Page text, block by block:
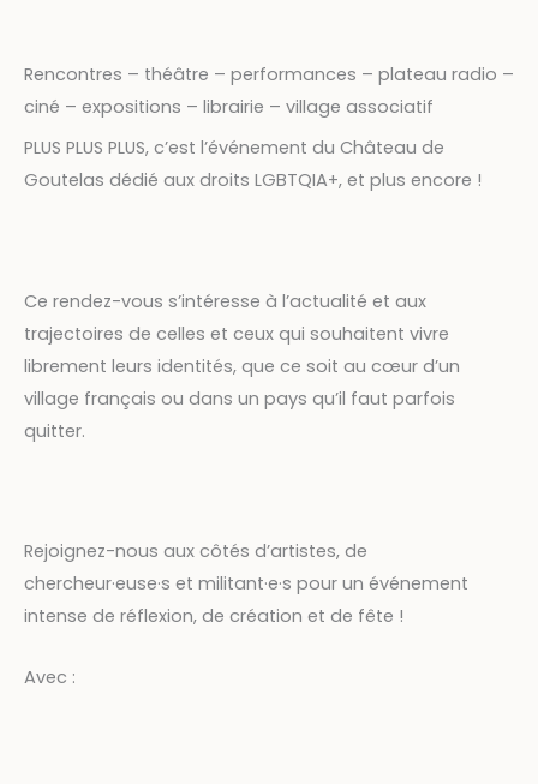
Rencontres – théâtre – performances – plateau radio –
ciné – expositions – librairie – village associatif
PLUS PLUS PLUS, c’est l’événement du Château de
Goutelas dédié aux droits LGBTQIA+, et plus encore !
Ce rendez-vous s’intéresse à l’actualité et aux
trajectoires de celles et ceux qui souhaitent vivre
librement leurs identités, que ce soit au cœur d’un
village français ou dans un pays qu’il faut parfois
quitter.
Rejoignez-nous aux côtés d’artistes, de
chercheur·euse·s et militant·e·s pour un événement
intense de réflexion, de création et de fête !
Avec :